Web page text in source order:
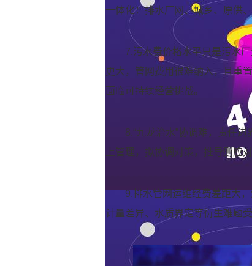
一体化：排水厂网、城乡、原供
7.污水费价格水平只是污水
更大，管网费用很难纳入，且重
面临可持续经营挑战。
8.“九龙治水”协调难，责任
上管理，拟协调对策，推导则应
9.排水管网运维经费差距大
计量差异、水质界定等衍生难题